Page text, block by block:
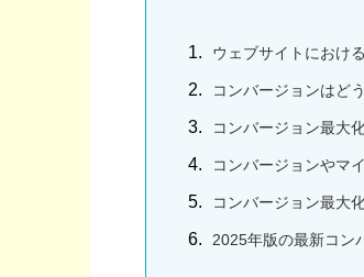
ウェブサイトにおけ
コンバージョンはど
コンバージョン最大
コンバージョンやマ
コンバージョン最大
2025年版の最新コン